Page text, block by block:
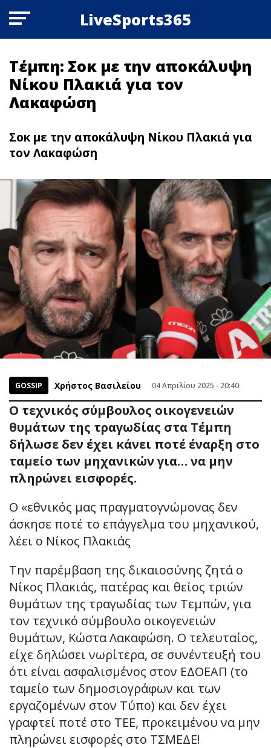
LiveSports365
Τέμπη: Σoκ με την αποκάλυψη
Νίκου Πλακιά για τον
Λακαφώση
Σoκ με την αποκάλυψη Νίκου Πλακιά για
τον Λακαφώση
GOSSIP Χρήστος Βασιλείου 04 Απριλίου 2025 - 20:40
Ο τεχνικός σύμβουλος οικογενειών
θυμάτων της τραγωδίας στα Τέμπη
δήλωσε δεν έχει κάνει ποτέ έναρξη στο
ταμείο των μηχανικών για… να μην
πληρώνει εισφορές.
Ο «εθνικός μας πραγματογνώμονας δεν
άσκησε ποτέ το επάγγελμα του μηχανικού,
λέει ο Νίκος Πλακιάς
Την παρέμβαση της δικαιοσύνης ζητά ο
Νίκος Πλακιάς, πατέρας και θείος τριών
θυμάτων της τραγωδίας των Τεμπών, για
τον τεχνικό σύμβουλο οικογενειών
θυμάτων, Κώστα Λακαφώση. Ο τελευταίος,
είχε δηλώσει νωρίτερα, σε συνέντευξή του
ότι είναι ασφαλισμένος στον ΕΔΟΕΑΠ (το
ταμείο των δημοσιογράφων και των
εργαζομένων στον Τύπο) και δεν έχει
γραφτεί ποτέ στο ΤΕΕ, προκειμένου να μην
πληρώνει εισφορές στο ΤΣΜΕΔΕ!